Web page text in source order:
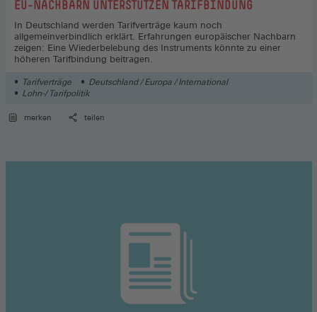
:EU-NACHBARN UNTERSTÜTZEN TARIFBINDUNG
In Deutschland werden Tarifverträge kaum noch
allgemeinverbindlich erklärt. Erfahrungen europäischer Nachbarn
zeigen: Eine Wiederbelebung des Instruments könnte zu einer
höheren Tarifbindung beitragen.
Tarifverträge
Deutschland / Europa / International
Lohn-/ Tarifpolitik
merken teilen